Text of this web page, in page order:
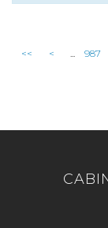
<< < ... 987